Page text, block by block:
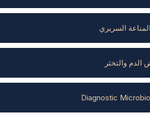
السريري
الدم والتخثر
Diagnostic